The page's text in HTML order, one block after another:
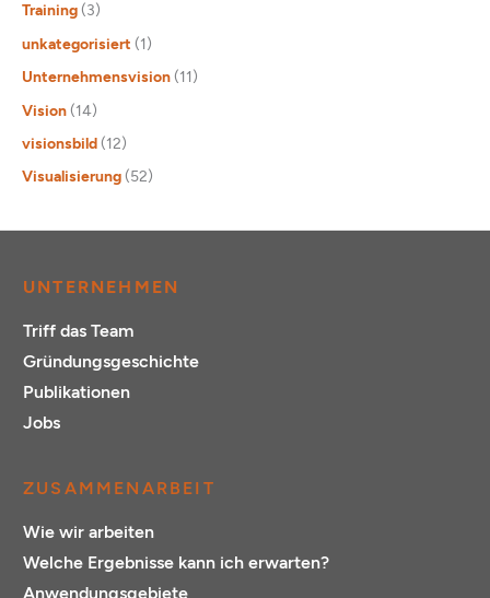
Training (3)
unkategorisiert (1)
Unternehmensvision (11)
Vision (14)
visionsbild (12)
Visualisierung (52)
UNTERNEHMEN
Triff das Team
Gründungsgeschichte
Publikationen
Jobs
ZUSAMMENARBEIT
Wie wir arbeiten
Welche Ergebnisse kann ich erwarten?
Anwendungsgebiete